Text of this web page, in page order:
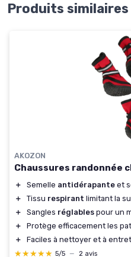
Produits similaires
AKOZON
Chaussures randonnée
＋ Semelle antidérapante et
＋
Tissu respirant limitant la
＋
Sangles réglables pour un
＋
Protège efficacement les
＋
Faciles à nettoyer et à
★★★★★
★★★★★ 5/5 — 2 avis